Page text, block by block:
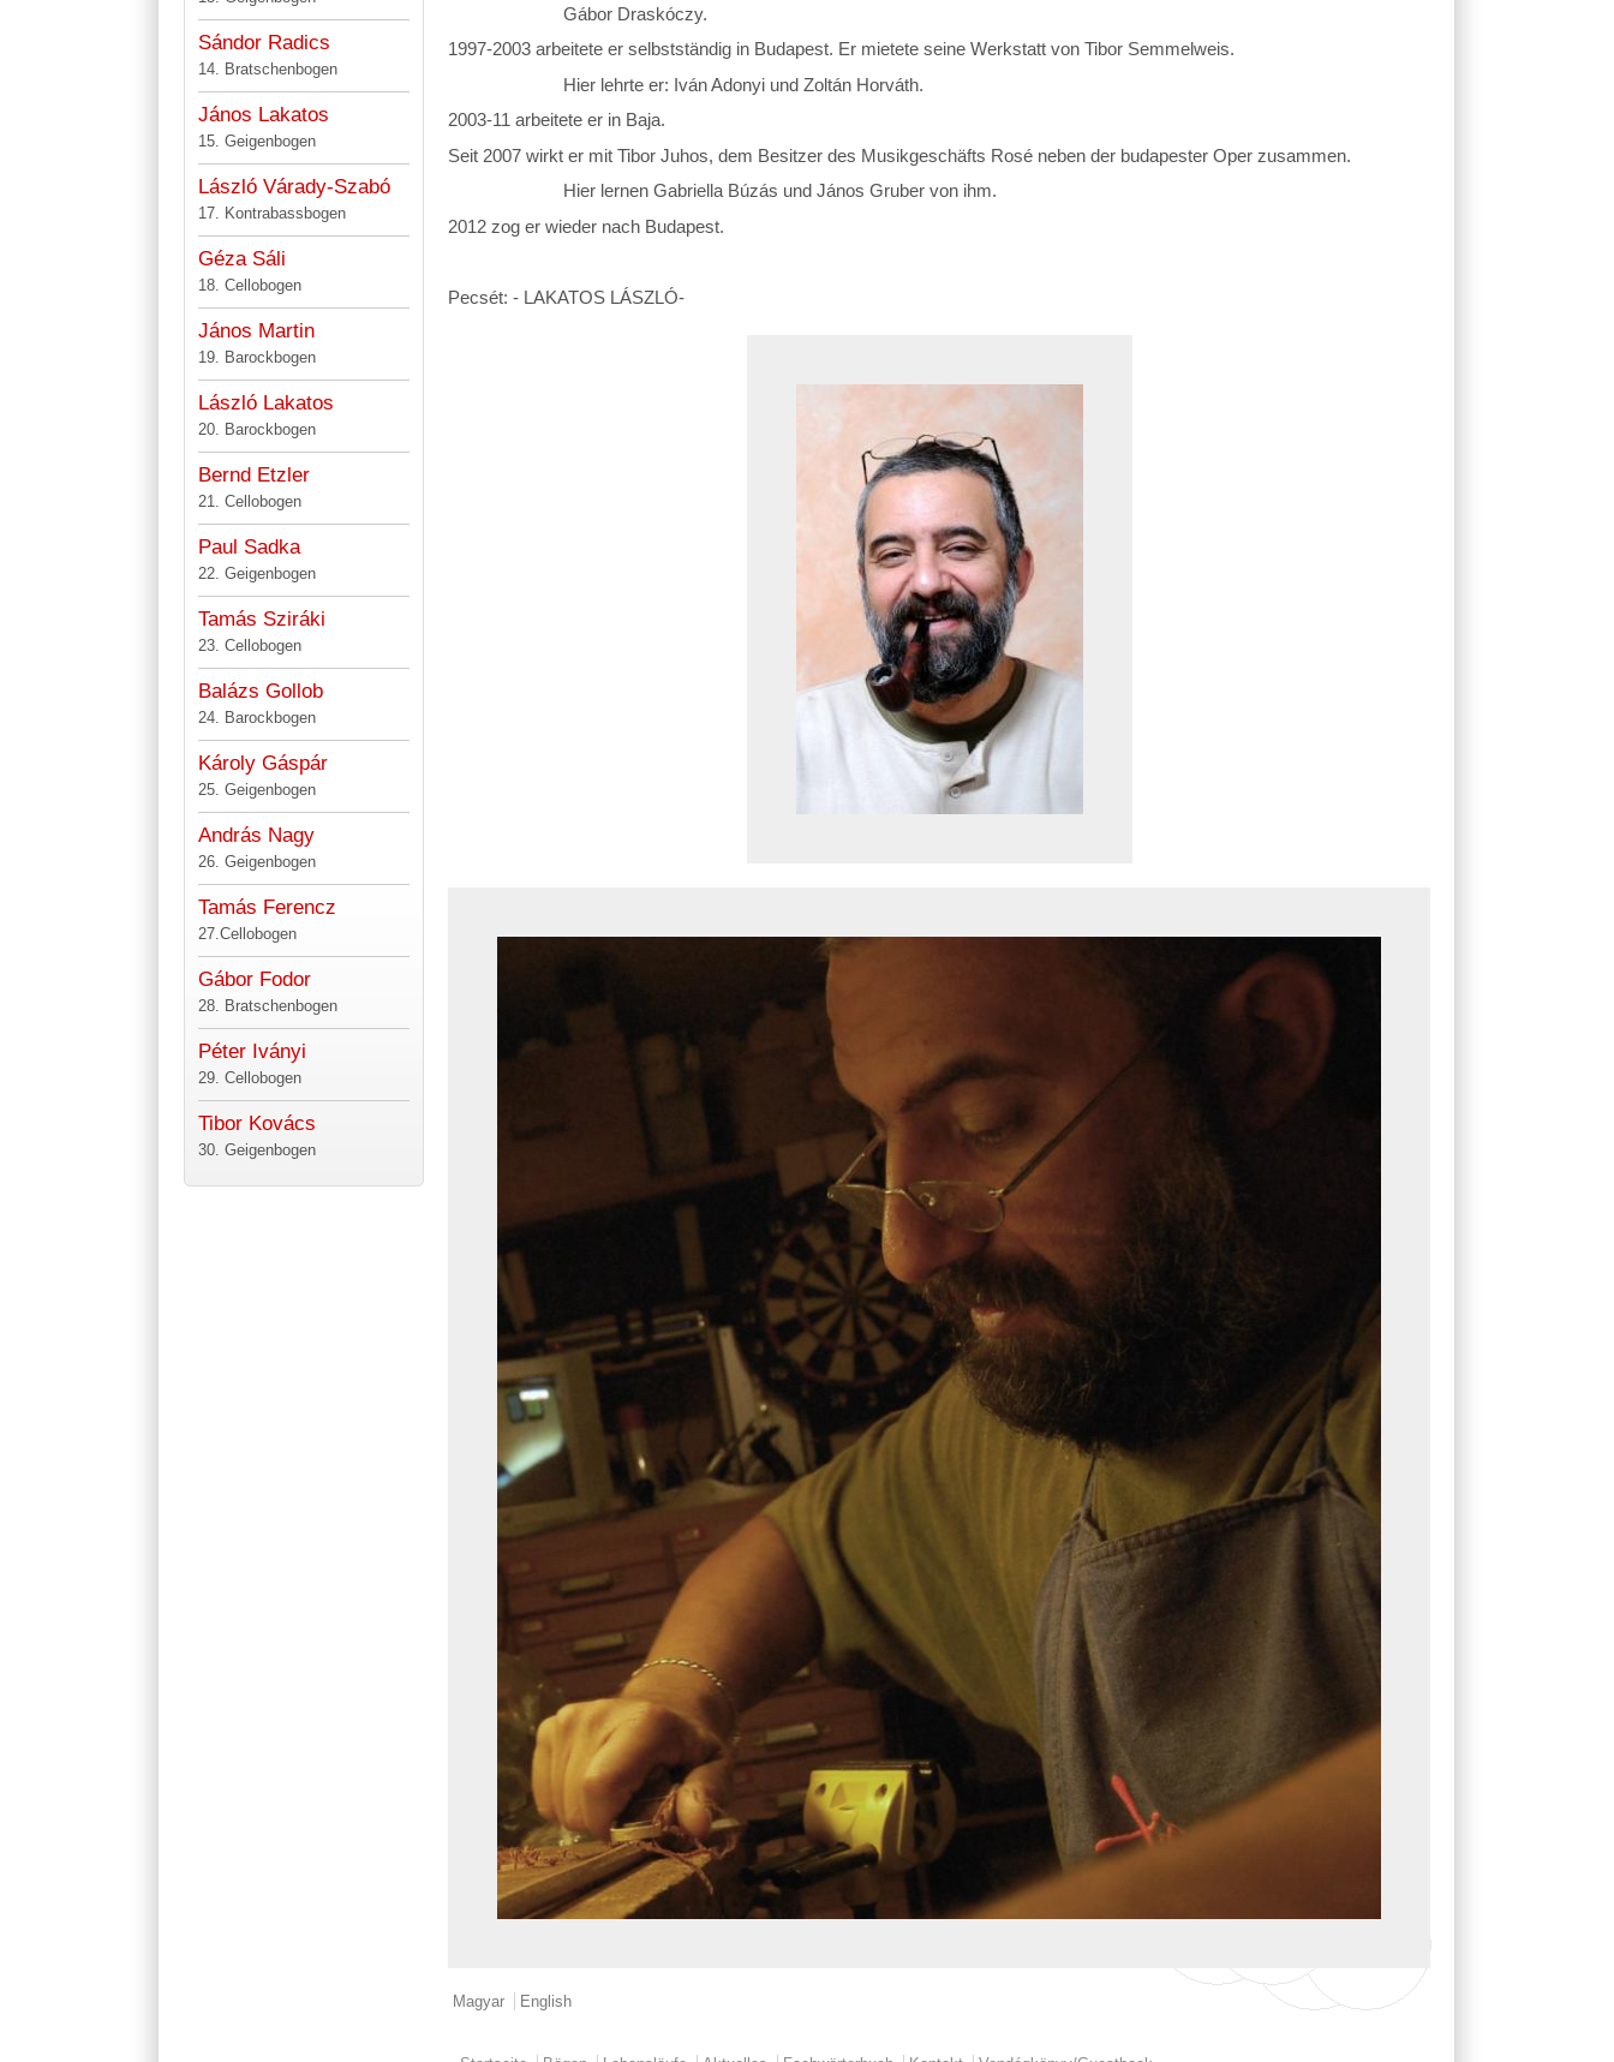
Sándor Radics
14. Bratschenbogen
János Lakatos
15. Geigenbogen
László Várady-Szabó
17. Kontrabassbogen
Géza Sáli
18. Cellobogen
János Martin
19. Barockbogen
László Lakatos
20. Barockbogen
Bernd Etzler
21. Cellobogen
Paul Sadka
22. Geigenbogen
Tamás Sziráki
23. Cellobogen
Balázs Gollob
24. Barockbogen
Károly Gáspár
25. Geigenbogen
András Nagy
26. Geigenbogen
Tamás Ferencz
27.Cellobogen
Gábor Fodor
28. Bratschenbogen
Péter Iványi
29. Cellobogen
Tibor Kovács
30. Geigenbogen
Gábor Draskóczy.
1997-2003 arbeitete er selbstständig in Budapest. Er mietete seine Werkstatt von Tibor Semmelweis.
Hier lehrte er: Iván Adonyi und Zoltán Horváth.
2003-11 arbeitete er in Baja.
Seit 2007 wirkt er mit Tibor Juhos, dem Besitzer des Musikgeschäfts Rosé neben der budapester Oper zusammen.
Hier lernen Gabriella Búzás und János Gruber von ihm.
2012 zog er wieder nach Budapest.
Pecsét: - LAKATOS LÁSZLÓ-
Magyar English